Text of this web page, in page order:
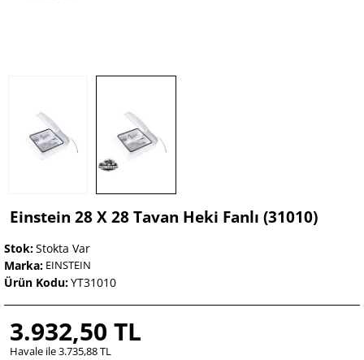
Einstein 28 X 28 Tavan Heki Fanlı (31010)
Stok:Stokta Var
Marka: EINSTEIN
Ürün Kodu:YT31010
3.932,50 TL
Havale ile 3.735,88 TL